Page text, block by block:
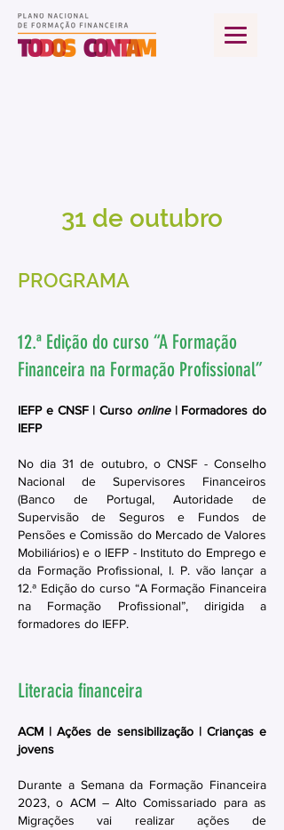
31 de outubro
PROGRAMA
12.ª Edição do curso “A Formação
Financeira na Formação Profissional”
IEFP e CNSF | Curso online | Formadores do
IEFP
No dia 31 de outubro, o CNSF - Conselho
Nacional de Supervisores Financeiros
(Banco de Portugal, Autoridade de
Supervisão de Seguros e Fundos de
Pensões e Comissão do Mercado de Valores
Mobiliários) e o IEFP - Instituto do Emprego e
da Formação Profissional, I. P. vão lançar a
12.ª Edição do curso “A Formação Financeira
na Formação Profissional”, dirigida a
formadores do IEFP.
Literacia financeira
ACM | Ações de sensibilização | Crianças e
jovens
Durante a Semana da Formação Financeira
2023, o ACM – Alto Comissariado para as
Migrações vai realizar ações de